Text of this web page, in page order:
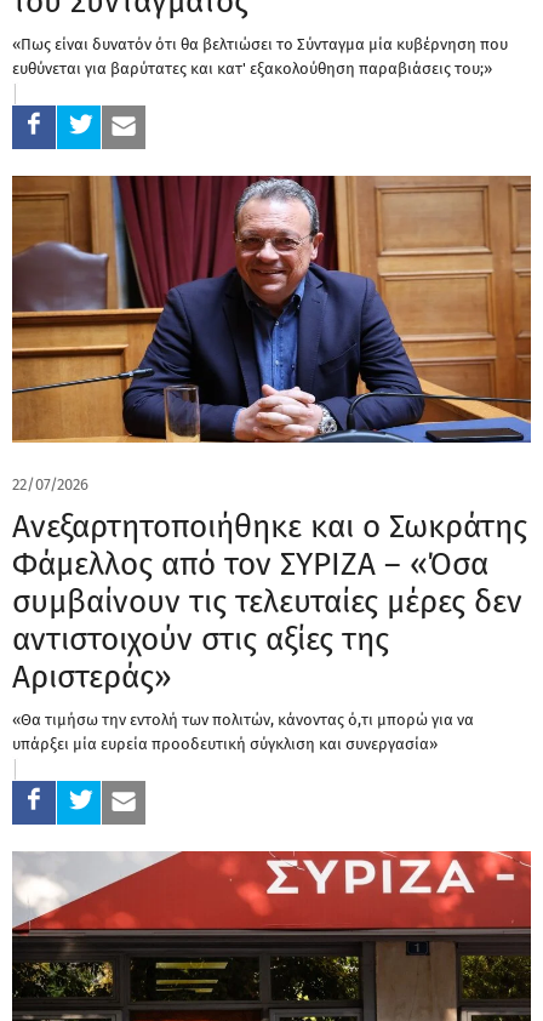
«Πως είναι δυνατόν ότι θα βελτιώσει το Σύνταγμα μία κυβέρνηση που
ευθύνεται για βαρύτατες και κατ' εξακολούθηση παραβιάσεις του;»
22/07/2026
Ανεξαρτητοποιήθηκε και ο Σωκράτης
Φάμελλος από τον ΣΥΡΙΖΑ – «Όσα
συμβαίνουν τις τελευταίες μέρες δεν
αντιστοιχούν στις αξίες της
Αριστεράς»
«Θα τιμήσω την εντολή των πολιτών, κάνοντας ό,τι μπορώ για να
υπάρξει μία ευρεία προοδευτική σύγκλιση και συνεργασία»